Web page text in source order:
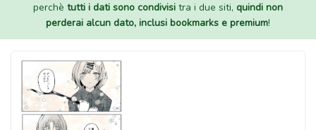
perchè tutti i dati sono condivisi tra i due siti, quindi non
perderai alcun dato, inclusi bookmarks e premium!